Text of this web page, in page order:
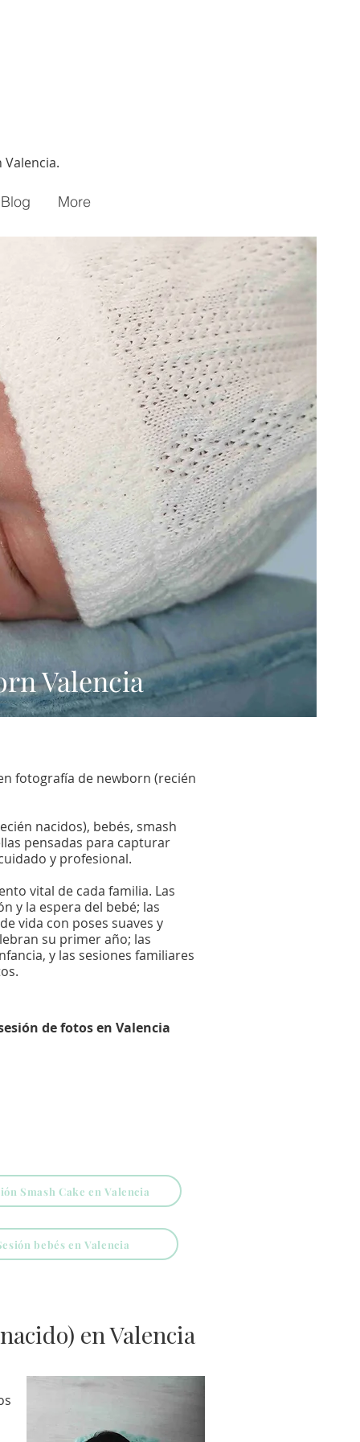
Blog More
Valencia
fotografía de newborn (recién
nacidos), bebés, smash
pensadas para capturar
y profesional.
vital de cada familia. Las
y la espera del bebé; las
vida con poses suaves y
su primer año; las
y las sesiones familiares
de fotos en Valencia
Smash Cake en Valencia
bebés en Valencia
en Valencia